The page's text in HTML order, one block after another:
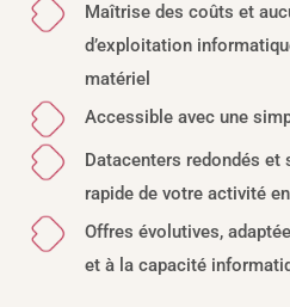
Maîtrise des coûts et
d’exploitation
matériel
Accessible avec une
Datacenters redondés et
rapide de votre activité
Offres évolutives,
et à la capacité